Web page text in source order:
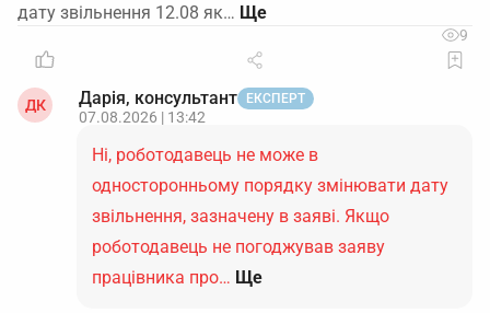
дату звільнення 12.08 як…
9
ДК Дарія, консультант ЕКСПЕРТ
07.08.2026 | 13:42
Ні, роботодавець не може в
односторонньому порядку змінювати дату
звільнення, зазначену в заяві. Якщо
роботодавець не погоджував заяву
працівника про… Ще